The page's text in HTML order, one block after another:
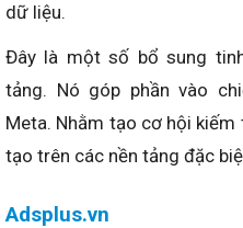
dữ liệu.
Đây là một số bổ sung
tảng. Nó góp phần vào
Meta. Nhằm tạo cơ hội
tạo trên các nền tảng đặc
Adsplus.vn